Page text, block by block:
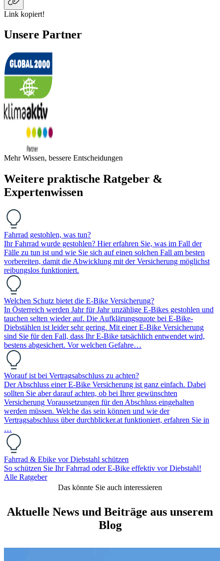
Link kopiert!
Unsere Partner
Mehr Wissen, bessere Entscheidungen
Weitere praktische Ratgeber &
Expertenwissen
Fahrrad gestohlen, was tun?
Ihr Fahrrad wurde gestohlen? Hier erfahren Sie, was im Fall der
Fälle zu tun ist und wie Sie sich auf einen solchen Fall am besten
vorbereiten, damit die Abwicklung mit der Versicherung möglichst
reibungslos funktioniert.
Welchen Schutz bietet die E-Bike Versicherung?
In Österreich werden Jahr für Jahr unzählige E-Bikes gestohlen und
tauchen selten wieder auf. Die Aufklärungsquote bei E-Bike-
Diebstählen ist leider sehr gering. Mit einer E-Bike Versicherung
sind Sie für den Fall, dass Ihr E-Bike tatsächlich entwendet wird,
bestens abgesichert. Vor welchen Gefahre…
Worauf ist bei Vertragsabschluss zu achten?
Der Abschluss einer E-Bike Versicherung ist ganz einfach. Dabei
sollten Sie aber darauf achten, ob bei Ihrer gewünschten
Versicherung Voraussetzungen für den Abschluss eingehalten
werden müssen. Welche das sein können und wie der
Vertragsabschluss über durchblicker.at funktioniert, erfahren Sie in
…
Fahrrad & Ebike vor Diebstahl schützen
So schützen Sie Ihr Fahrrad oder E-Bike effektiv vor Diebstahl!
Alle Ratgeber
Das könnte Sie auch interessieren
Aktuelle News und Beiträge aus unserem
Blog